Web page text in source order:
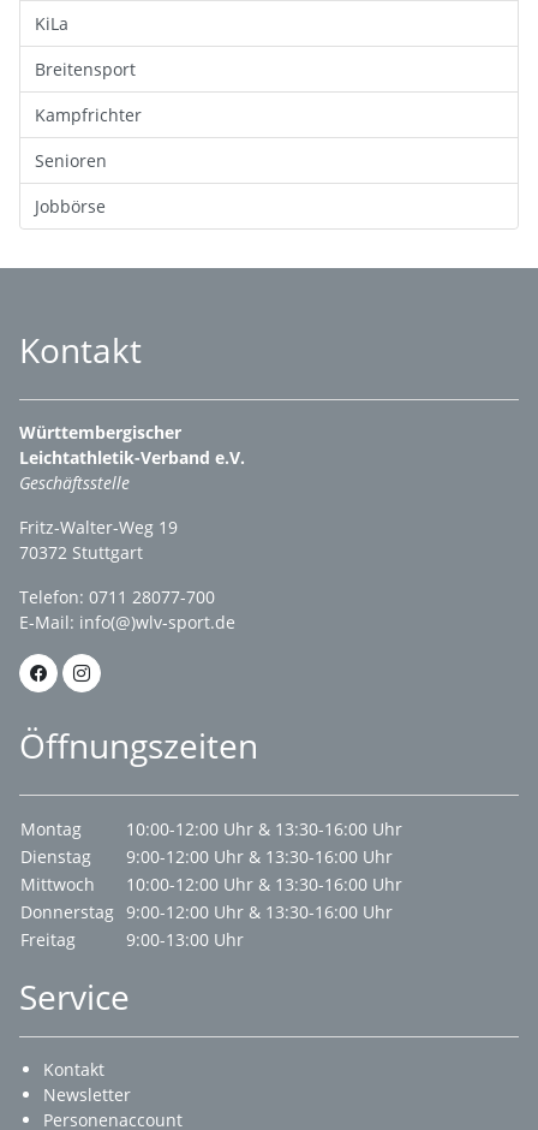
KiLa
Breitensport
Kampfrichter
Senioren
Jobbörse
Kontakt
Württembergischer
Leichtathletik-Verband e.V.
Geschäftsstelle
Fritz-Walter-Weg 19
70372 Stuttgart
Telefon: 0711 28077-700
E-Mail: info(@)wlv-sport.de
Öffnungszeiten
Montag
10:00-12:00 Uhr & 13:30-16:00 Uhr
Dienstag
9:00-12:00 Uhr & 13:30-16:00 Uhr
Mittwoch
10:00-12:00 Uhr & 13:30-16:00 Uhr
Donnerstag 9:00-12:00 Uhr & 13:30-16:00 Uhr
Freitag
9:00-13:00 Uhr
Service
Kontakt
Newsletter
Personenaccount